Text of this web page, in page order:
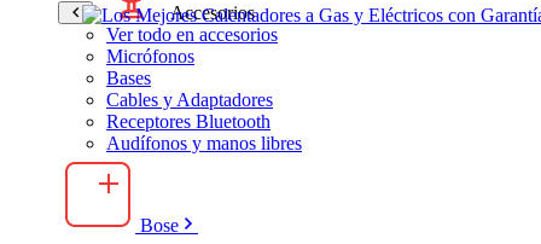
Accesorios
Ver todo en accesorios
Micrófonos
Bases
Cables y Adaptadores
Receptores Bluetooth
Audífonos y manos libres
Bose